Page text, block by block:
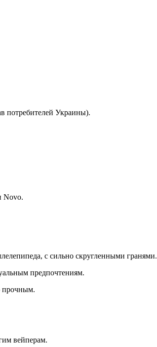
потребителей Украины).
Novo.
с сильно скругленными гранями.
предпочтениям.
прочным.
вейперам.